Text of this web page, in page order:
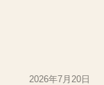
2026年7月20日